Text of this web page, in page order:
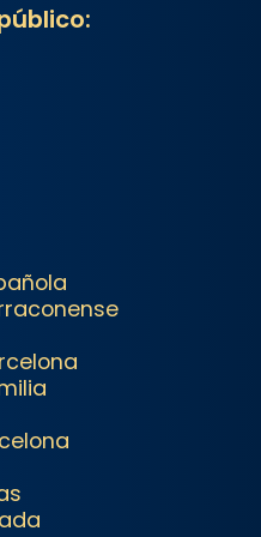
auxiliar de
David Abadías.
santes Juliana i
i màrtirs.
història de sant
l’Edat Mitjana
que les santes
Júlia”) i
a